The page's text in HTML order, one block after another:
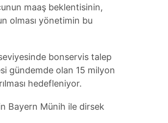
maaş beklentisinin,
olması yönetimin bu
bonservis talep
gündemde olan 15 milyon
hedefleniyor.
Bayern Münih ile dirsek